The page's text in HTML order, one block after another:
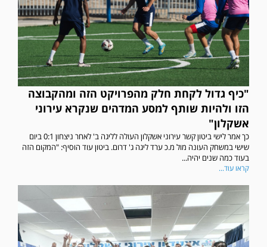
"כיף גדול לקחת חלק מהפרויקט הזה ומהקבוצה
הזו ולהיות שותף למסע המדהים שנקרא עירוני
אשקלון"
כך אמר לישי ביטון קשר עירוני אשקלון העולה לליגה ב' לאחר ניצחון 0:1 ביום
שישי במשחק העונה מול מ.כ ערד ליגה ג' דרום. ביטון עוד הוסיף: "המקום הזה
בעוד כמה שנים יהיה...
קראו עוד...